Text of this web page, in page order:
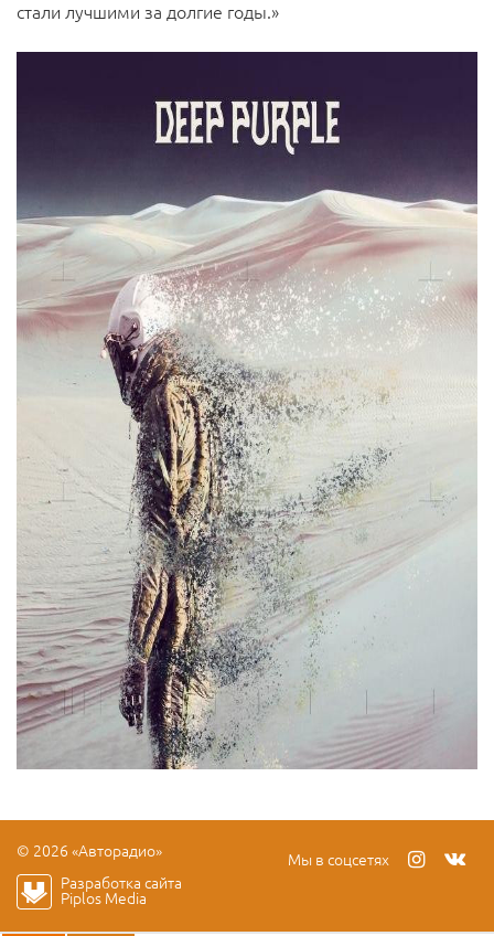
стали лучшими за долгие годы.»
© 2026 «Авторадио»
Мы в соцсетях
Разработка сайта
Piplos Media